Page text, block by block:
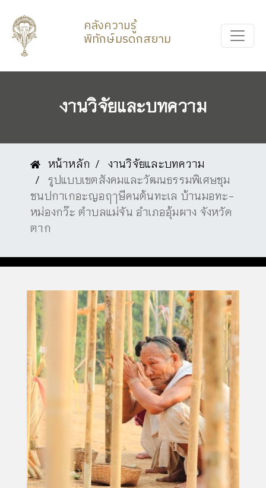
คลังความรู้
พิทักษ์มรดกสยาม
งานวิจัยและบทความ
หน้าหลัก
งานวิจัยและบทความ
รูปแบบเขตสังคมและวัฒนธรรมพิเศษชุม
ชนปกาเกอะญอฤๅษีคนต้นทะเล บ้านมอทะ-
หม่องกว๊ะ ตำบลแม่จัน อำเภออุ้มผาง จังหวัด
ตาก